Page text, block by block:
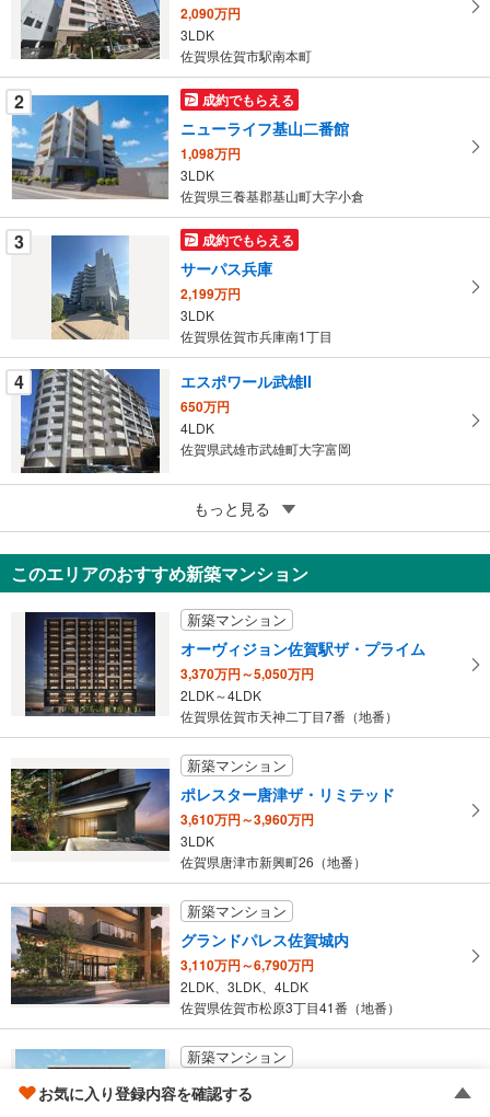
る
・
件
を
マ
イ
ペ
ー
ジ
る
2,090万円
3LDK
佐賀県佐賀市駅南本町
2 成約でもらえる
ニューライフ基山二番館
1,098万円
3LDK
佐賀県三養基郡基山町大字小倉
3 成約でもらえる
サーパス兵庫
2,199万円
3LDK
佐賀県佐賀市兵庫南1丁目
4 エスポワール武雄II
650万円
4LDK
佐賀県武雄市武雄町大字富岡
カルム佐賀
1,380万円
4LDK
佐賀県佐賀市田代1丁目
もっと見る
このエリアのおすすめ新築マンション
新築マンション
オーヴィジョン佐賀駅ザ・プライム
3,370万円～5,050万円
2LDK～4LDK
佐賀県佐賀市天神二丁目7番（地番）
新築マンション
ポレスター唐津ザ・リミテッド
3,610万円～3,960万円
3LDK
佐賀県唐津市新興町26（地番）
新築マンション
グランドパレス佐賀城内
3,110万円～6,790万円
2LDK、3LDK、4LDK
佐賀県佐賀市松原3丁目41番（地番）
新築マンション
アメイズ唐津 城下の邸
お気に入り登録内容を確認する